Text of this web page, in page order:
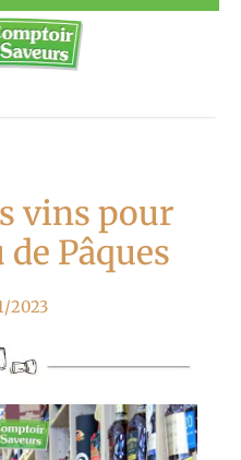
vins pour
Pâques
2023